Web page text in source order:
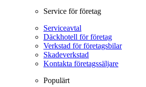
Service för företag
Serviceavtal
Däckhotell för företag
Verkstad för företagsbilar
Skadeverkstad
Kontakta företagssäljare
Populärt